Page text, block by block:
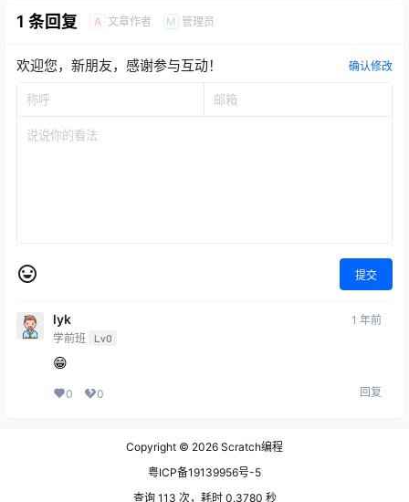
1 条回复 A 文章作者 M 管理员
欢迎您，新朋友，感谢参与互动！ 确认修改
提交
lyk
学前班 Lv0
1 年前
😁
0 0 回复
Copyright © 2026 Scratch编程
粤ICP备19139956号-5
查询 113 次，耗时 0.3780 秒